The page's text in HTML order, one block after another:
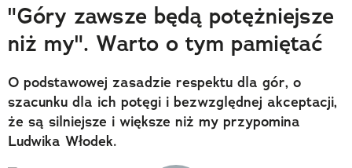
Trendbook Podróżniczy
Polecane
"Góry zawsze będą potężniejsze
niż my". Warto o tym pamiętać
O podstawowej zasadzie respektu dla gór, o
szacunku dla ich potęgi i bezwzględnej akceptacji,
że są silniejsze i większe niż my przypomina
Ludwika Włodek.